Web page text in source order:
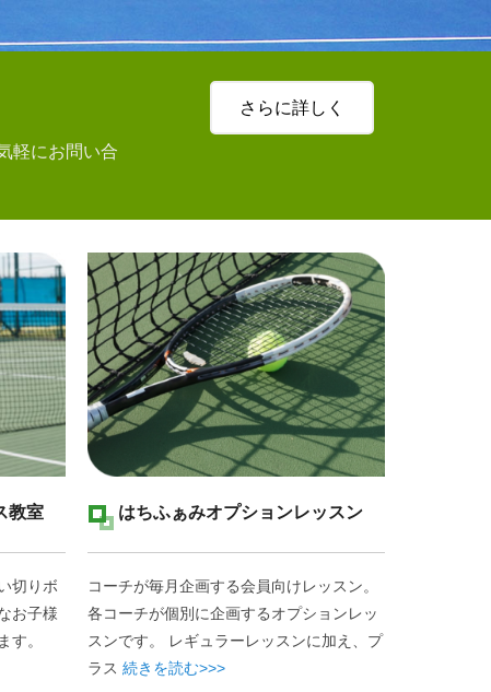
軽にお問い合
さらに詳しく
教室
切りボ
お子様
す。
はちふぁみオプションレッスン
コーチが毎月企画する会員向けレッスン。
各コーチが個別に企画するオプションレッ
スンです。 レギュラーレッスンに加え、プ
ラス 続きを読む>>>